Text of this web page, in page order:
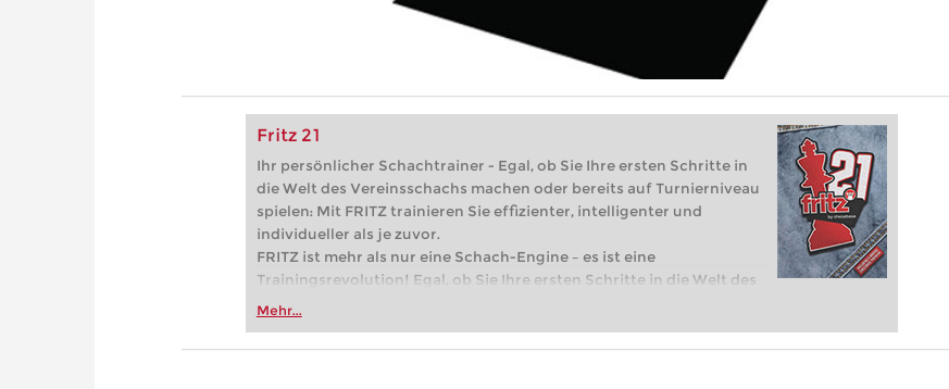
Fritz 21
Ihr persönlicher Schachtrainer - Egal, ob Sie Ihre ersten Schritte in
die Welt des Vereinsschachs machen oder bereits auf Turnierniveau
spielen: Mit FRITZ trainieren Sie effizienter, intelligenter und
individueller als je zuvor.
FRITZ ist mehr als nur eine Schach-Engine – es ist eine
Trainingsrevolution! Egal, ob Sie Ihre ersten Schritte in die Welt des
Vereinsschachs machen oder bereits auf Turnierniveau spielen: Mit
zuvor.
Mehr...